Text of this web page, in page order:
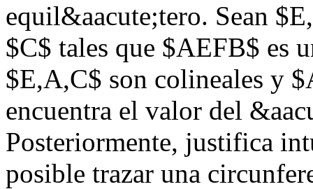
equil&aacute;tero. Sean
$C$ tales que $AEFB$ es
$E,A,C$ son colineales y
encuentra el valor del
Posteriormente, justifica
posible trazar una